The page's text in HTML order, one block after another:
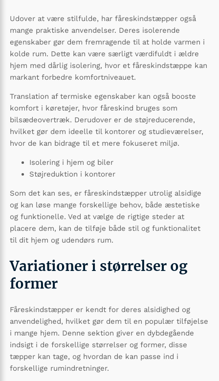
Udover at være stilfulde, har fåreskindstæpper også
mange praktiske anvendelser. Deres isolerende
egenskaber gør dem fremragende til at holde varmen i
kolde rum. Dette kan være særligt værdifuldt i ældre
hjem med dårlig isolering, hvor et fåreskindstæppe kan
markant forbedre komfortniveauet.
Translation af termiske egenskaber kan også booste
komfort i køretøjer, hvor fåreskind bruges som
bilsædeovertræk. Derudover er de støjreducerende,
hvilket gør dem ideelle til kontorer og studieværelser,
hvor de kan bidrage til et mere fokuseret miljø.
Isolering i hjem og biler
Støjreduktion i kontorer
Som det kan ses, er fåreskindstæpper utrolig alsidige
og kan løse mange forskellige behov, både æstetiske
og funktionelle. Ved at vælge de rigtige steder at
placere dem, kan de tilføje både stil og funktionalitet
til dit hjem og udendørs rum.
Variationer i størrelser og
former
Fåreskindstæpper er kendt for deres alsidighed og
anvendelighed, hvilket gør dem til en populær tilføjelse
i mange hjem. Denne sektion giver en dybdegående
indsigt i de forskellige størrelser og former, disse
tæpper kan tage, og hvordan de kan passe ind i
forskellige rumindretninger.